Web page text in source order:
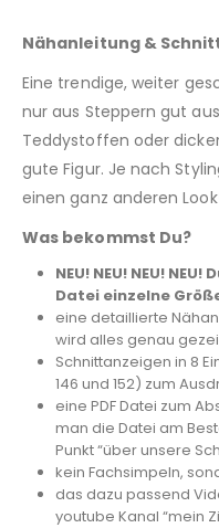
Nähanleitung & Schnitt
Eine trendige, weiter
nur aus Steppern gut
Teddystoffen oder
gute Figur. Je nach
einen ganz anderen
Was bekommst Du?
NEU! NEU! NEU!
Datei einzelne
eine detaillierte
wird alles genau
Schnittanzeigen in 8
146 und 152) zum
eine PDF Datei zum
man die Datei am
Punkt “über unsere
kein Fachsimpeln,
das dazu passend
youtube Kanal “mein